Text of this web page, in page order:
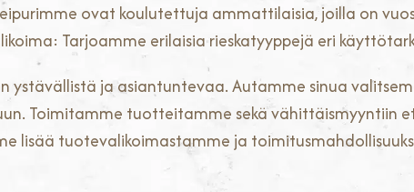
ovat koulutettuja ammattilaisia, joilla on
Tarjoamme erilaisia rieskatyyppejä eri
ystävällistä ja asiantuntevaa. Autamme sinua
Toimitamme tuotteitamme sekä vähittäismyyntiin
lisää tuotevalikoimastamme ja